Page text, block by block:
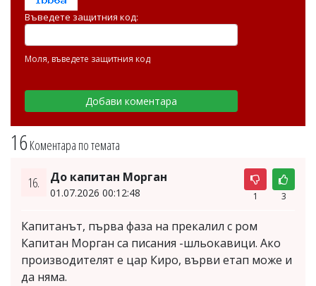
16Коментара по темата
16. До капитан Морган
01.07.2026 00:12:48 1 3
Капитанът, първа фаза на прекалил с ром
Капитан Морган са писания -шльокавици. Ако
производителят е цар Киро, върви етап може и
да няма.
Въведете защитния код:
Моля, въведете защитния код